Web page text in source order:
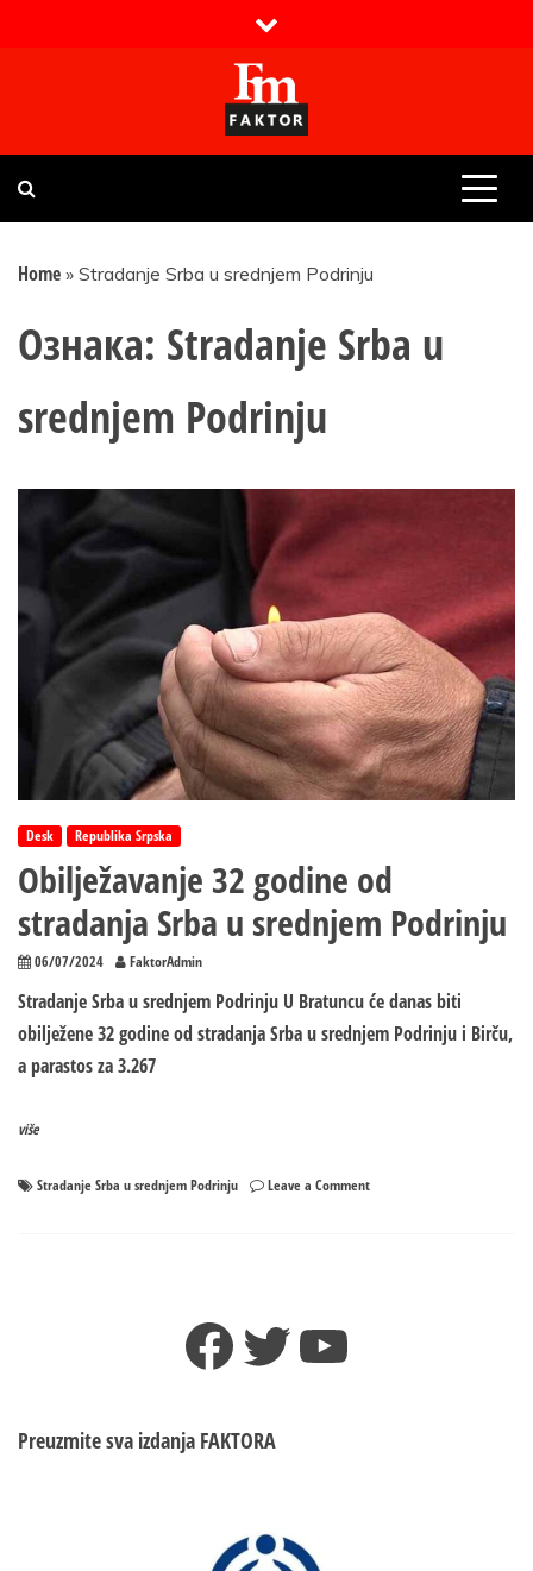
Faktor magazin
Uvijek presudan
Home » Stradanje Srba u srednjem Podrinju
Ознака: Stradanje Srba u
srednjem Podrinju
Desk Republika Srpska
Obilježavanje 32 godine od
stradanja Srba u srednjem Podrinju
06/07/2024 FaktorAdmin
Stradanje Srba u srednjem Podrinju U Bratuncu će danas biti
obilježene 32 godine od stradanja Srba u srednjem Podrinju i Birču,
a parastos za 3.267
više
Stradanje Srba u srednjem Podrinju Leave a Commenton
Facebook
TwitterYouTube
Preuzmite sva izdanja FAKTORA